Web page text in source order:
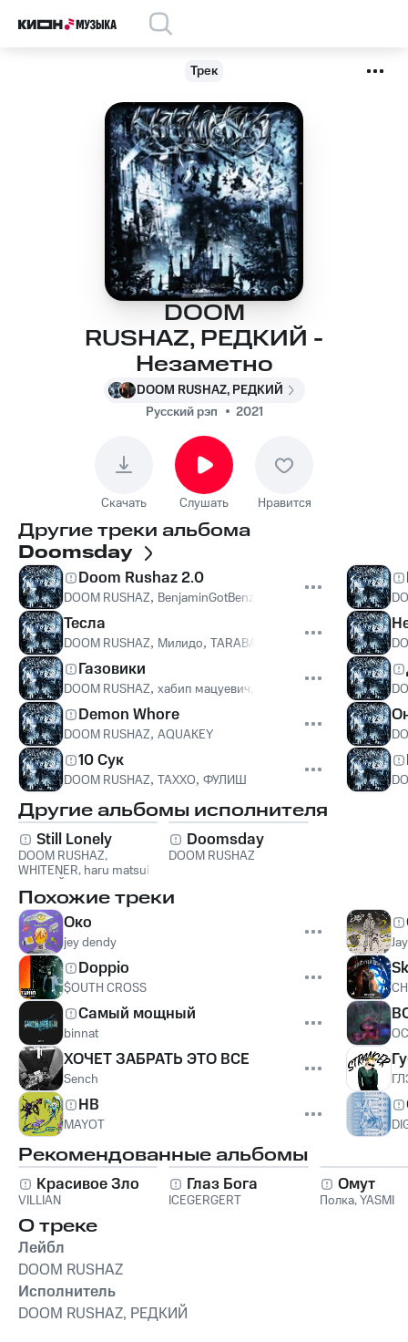
Трек
DOOM
RUSHAZ, РЕДКИЙ -
Незаметно
DOOM RUSHAZ, РЕДКИЙ
Русский рэп
2021
Скачать Слушать Нравится
Другие треки альбома
Doomsday
Doom Rushaz 2.0
DOOM RUSHAZ, BenjaminGotBenz
Тесла
DOOM RUSHAZ, Милидо, TARABANDZ
Газовики
DOOM RUSHAZ, хабип мацуевич BenjaminGotBenz,Jone$
Demon Whore
DOOM RUSHAZ, AQUAKEY
10 Сук
DOOM RUSHAZ, ТАХХО, ФУЛИШ
Другие альбомы исполнителя
Still Lonely
DOOM RUSHAZ,
WHITENER, haru matsui
РЕДКИЙ
Doomsday
DOOM RUSHAZ
Похожие треки
Око
jey dendy
Doppio
$OUTH CROSS
Самый мощный
binnat
ХОЧЕТ ЗАБРАТЬ ЭТО ВСЕ
Sench
HB
MAYOT
Рекомендованные альбомы
Красивое Зло
VILLIAN
Глаз Бога
ICEGERGERT
Омут
Полка,YASMI
О треке
Лейбл
DOOM RUSHAZ
Исполнитель
DOOM RUSHAZ, РЕДКИЙ